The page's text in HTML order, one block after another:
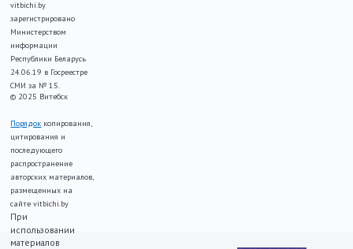
vitbichi.by
зарегистрировано
Министерством
информации
Республики Беларусь
24.06.19 в Госреестре
СМИ за № 15.
© 2025 Витебск
Порядок копирования,
цитирования и
последующего
распространение
авторских материалов,
размещенных на
сайте vitbichi.by
При
использовании
материалов